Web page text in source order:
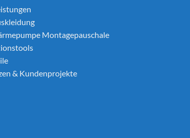
Montagepauschale
& Kundenprojekte